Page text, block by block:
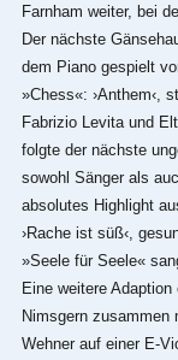
Farnham weiter, bei
Der nächste
dem Piano gespielt
»Chess«: ›Anthem‹,
Fabrizio Levita und
folgte der nächste
sowohl Sänger als
absolutes Highlight
›Rache ist süß‹,
»Seele für Seele«
Eine weitere
Nimsgern zusammen
Wehner auf einer E-